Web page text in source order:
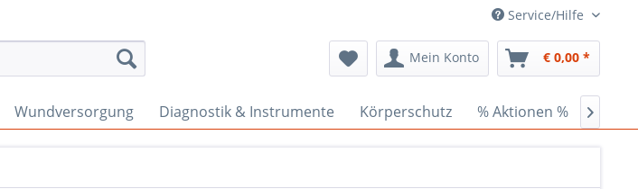
Service/Hilfe
Mein Konto € 0,00 *
Wundversorgung Diagnostik & Instrumente Körperschutz % Aktionen % 